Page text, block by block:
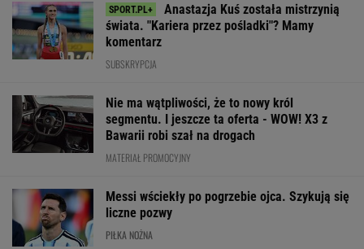
Anastazja Kuś została mistrzynią
świata. "Kariera przez pośladki"? Mamy
komentarz
SUBSKRYPCJA
Nie ma wątpliwości, że to nowy król
segmentu. I jeszcze ta oferta - WOW! X3 z
Bawarii robi szał na drogach
MATERIAŁ PROMOCYJNY
Messi wściekły po pogrzebie ojca. Szykują się
liczne pozwy
PIŁKA NOŻNA